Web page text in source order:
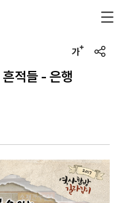
u
적들 - 은행